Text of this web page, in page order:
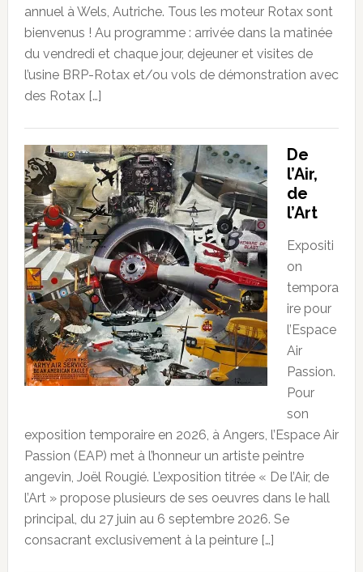
annuel à Wels, Autriche. Tous les moteur Rotax sont
bienvenus ! Au programme : arrivée dans la matinée
du vendredi et chaque jour, dejeuner et visites de
l’usine BRP-Rotax et/ou vols de démonstration avec
des Rotax […]
De
l’Air,
de
l’Art
Expositi
on
tempora
ire pour
l’Espace
Air
Passion.
Pour
son
exposition temporaire en 2026, à Angers, l’Espace Air
Passion (EAP) met à l’honneur un artiste peintre
angevin, Joël Rougié. L’exposition titrée « De l’Air, de
l’Art » propose plusieurs de ses oeuvres dans le hall
principal, du 27 juin au 6 septembre 2026. Se
consacrant exclusivement à la peinture […]